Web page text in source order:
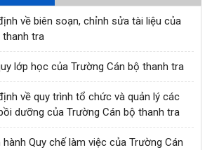
về biên soạn, chỉnh sửa tài liệu của
thanh tra
lớp học của Trường Cán bộ thanh tra
về quy trình tổ chức và quản lý các
dưỡng của Trường Cán bộ thanh tra
Quy chế làm việc của Trường Cán